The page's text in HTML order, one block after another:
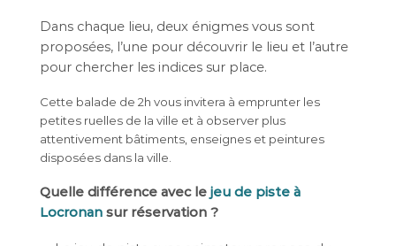
Dans chaque lieu, deux énigmes vous sont
proposées, l’une pour découvrir le lieu et l’autre
pour chercher les indices sur place.
Cette balade de 2h vous invitera à emprunter les
petites ruelles de la ville et à observer plus
attentivement bâtiments, enseignes et peintures
disposées dans la ville.
Quelle différence avec le jeu de piste à
Locronan sur réservation ?